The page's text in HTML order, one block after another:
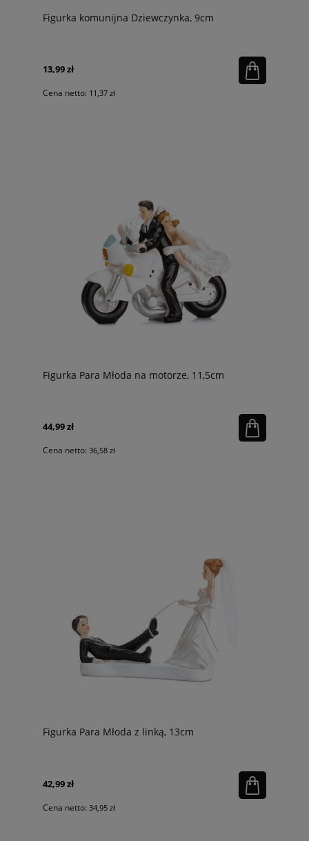
Figurka komunijna Dziewczynka, 9cm
13,99 zł
Cena netto: 11,37 zł
Figurka Para Młoda na motorze, 11,5cm
44,99 zł
Cena netto: 36,58 zł
Figurka Para Młoda z linką, 13cm
42,99 zł
Cena netto: 34,95 zł